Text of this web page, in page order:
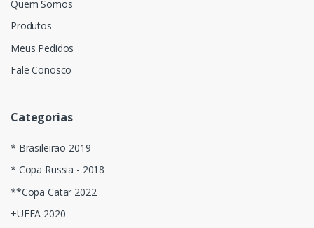
Quem Somos
Produtos
Meus Pedidos
Fale Conosco
Categorias
* Brasileirão 2019
* Copa Russia - 2018
**Copa Catar 2022
+UEFA 2020